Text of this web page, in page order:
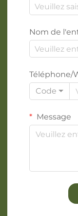
Nom de
Téléphone/
Code
Message